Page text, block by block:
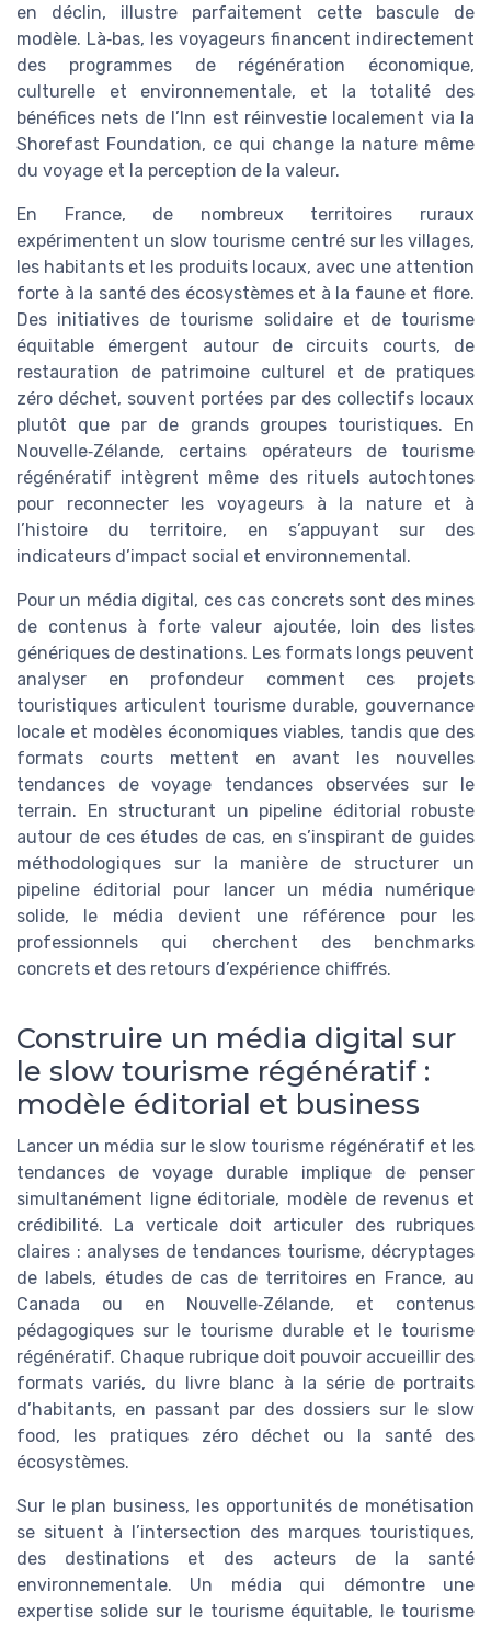
en déclin, illustre parfaitement cette bascule de
modèle. Là‑bas, les voyageurs financent indirectement
des programmes de régénération économique,
culturelle et environnementale, et la totalité des
bénéfices nets de l’Inn est réinvestie localement via la
Shorefast Foundation, ce qui change la nature même
du voyage et la perception de la valeur.
En France, de nombreux territoires ruraux
expérimentent un slow tourisme centré sur les villages,
les habitants et les produits locaux, avec une attention
forte à la santé des écosystèmes et à la faune et flore.
Des initiatives de tourisme solidaire et de tourisme
équitable émergent autour de circuits courts, de
restauration de patrimoine culturel et de pratiques
zéro déchet, souvent portées par des collectifs locaux
plutôt que par de grands groupes touristiques. En
Nouvelle‑Zélande, certains opérateurs de tourisme
régénératif intègrent même des rituels autochtones
pour reconnecter les voyageurs à la nature et à
l’histoire du territoire, en s’appuyant sur des
indicateurs d’impact social et environnemental.
Pour un média digital, ces cas concrets sont des mines
de contenus à forte valeur ajoutée, loin des listes
génériques de destinations. Les formats longs peuvent
analyser en profondeur comment ces projets
touristiques articulent tourisme durable, gouvernance
locale et modèles économiques viables, tandis que des
formats courts mettent en avant les nouvelles
tendances de voyage tendances observées sur le
terrain. En structurant un pipeline éditorial robuste
autour de ces études de cas, en s’inspirant de guides
méthodologiques sur la manière de structurer un
pipeline éditorial pour lancer un média numérique
solide, le média devient une référence pour les
professionnels qui cherchent des benchmarks
concrets et des retours d’expérience chiffrés.
Construire un média digital sur
le slow tourisme régénératif :
modèle éditorial et business
Lancer un média sur le slow tourisme régénératif et les
tendances de voyage durable implique de penser
simultanément ligne éditoriale, modèle de revenus et
crédibilité. La verticale doit articuler des rubriques
claires : analyses de tendances tourisme, décryptages
de labels, études de cas de territoires en France, au
Canada ou en Nouvelle‑Zélande, et contenus
pédagogiques sur le tourisme durable et le tourisme
régénératif. Chaque rubrique doit pouvoir accueillir des
formats variés, du livre blanc à la série de portraits
d’habitants, en passant par des dossiers sur le slow
food, les pratiques zéro déchet ou la santé des
écosystèmes.
Sur le plan business, les opportunités de monétisation
se situent à l’intersection des marques touristiques,
des destinations et des acteurs de la santé
environnementale. Un média qui démontre une
expertise solide sur le tourisme équitable, le tourisme